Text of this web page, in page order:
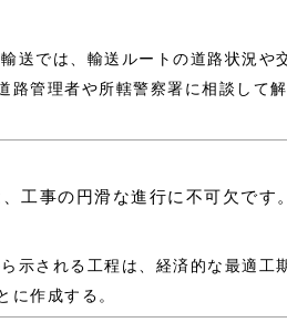
送では、輸送ルートの道路状況や
路管理者や所轄警察署に相談して
工事の円滑な進行に不可欠です。
示される工程は、経済的な最適工
に作成する。